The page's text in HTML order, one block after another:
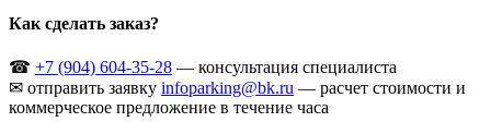
Как сделать заказ?
☎ +7 (904) 604-35-28 — консультация специалиста
✉ отправить заявку infoparking@bk.ru — расчет стоимости и
коммерческое предложение в течение часа